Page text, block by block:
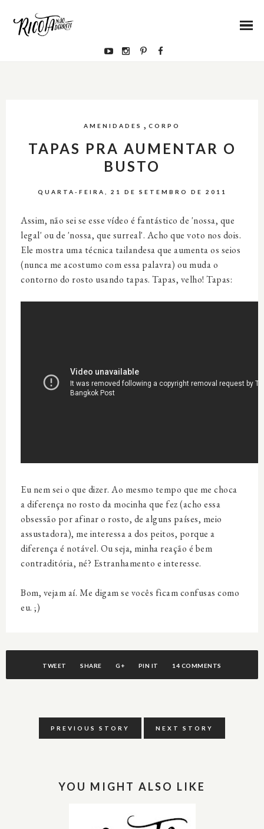
AMENIDADES , CORPO
TAPAS PRA AUMENTAR O
BUSTO
QUARTA-FEIRA, 21 DE SETEMBRO DE 2011
Assim, não sei se esse vídeo é fantástico de 'nossa, que
legal' ou de 'nossa, que surreal'. Acho que voto nos dois.
Ele mostra uma técnica tailandesa que aumenta os seios
(nunca me acostumo com essa palavra) ou muda o
contorno do rosto usando tapas. Tapas, velho! Tapas:
Eu nem sei o que dizer. Ao mesmo tempo que me choca
a diferença no rosto da mocinha que fez (acho essa
obsessão por afinar o rosto, de alguns países, meio
assustadora), me interessa a dos peitos, porque a
diferença é notável. Ou seja, minha reação é bem
contraditória, né? Estranhamento e interesse.
Bom, vejam aí. Me digam se vocês ficam confusas como
eu. ;)
TWEET SHARE G+ PIN IT 14 COMMENTS
PREVIOUS STORY NEXT STORY
YOU MIGHT ALSO LIKE